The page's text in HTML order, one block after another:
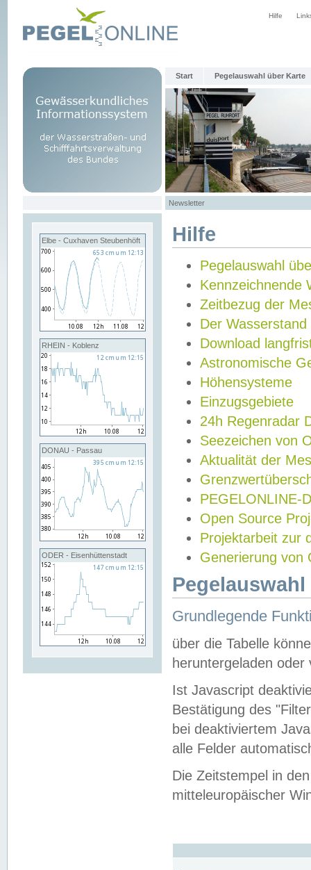
Hilfe
Start Pegelauswahl über Karte
Newsletter
Elbe - Cuxhaven Steubenhöft
RHEIN - Koblenz
DONAU - Passau
ODER - Eisenhüttenstadt
Hilfe
Pegelauswahl
Kennzeichnende
Zeitbezug der
Der Wasserstand
Download
Astronomische
Höhensysteme
Einzugsgebiete
24h Regenradar
Seezeichen von
Aktualität der
PEGELONLINE-
Open Source
Projektarbeit zur
Generierung von
Grundlegende
über die Tabelle
heruntergeladen oder
Ist Javascript
Bestätigung des
bei deaktiviertem
alle Felder
Die Zeitstempel in
mitteleuropäischer